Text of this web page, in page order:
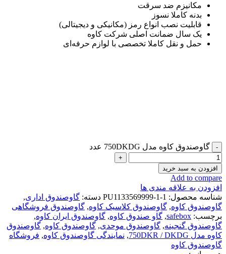
مکانیزم ضد سرقت
بدنه کاملا نسوز
قابلیت نصب انواع رمز (مکانیکی و دیجیتالی)
یک سال ضمانت اصلی شرکت کاوه
حمل و نقل کاملا تخصصی با لوازم حرفه‌ای
گاوصندوق کاوه مدل 750DKDG عدد
افزودن به سبد خرید
Add to compare
افزودن به علاقه مندی ها
شناسه محصول: PU1133569999-1-1 دسته: گاوصندوق اداری,
گاوصندوق کاوه, گاوصندوق کلاسیک کاوه, گاوصندوق فروشگاهی
برچسب: safebox
, گاو صندوق کاوه, گاوصندوق ایران کاوه,
گاوصندوق گنجینه, گاوصندوق موحدی, گاوصندوق کاوه, گاوصندوق
کاوه مدل 750DKR / DKDG
, نمایندگی گاوصندوق کاوه, فروشگاه
گاوصندوق کاوه